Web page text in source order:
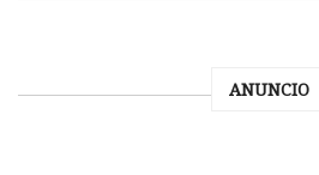
ANUNCIO